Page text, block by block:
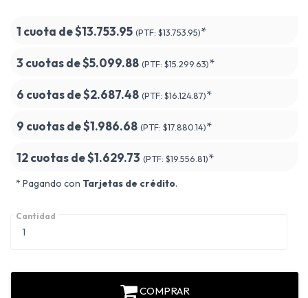
1 cuota de$13.753.95 (PTF: $13.753.95)*
3 cuotas de$5.099.88 (PTF: $15.299.63)*
6 cuotas de$2.687.48 (PTF: $16.124.87)*
9 cuotas de$1.986.68 (PTF: $17.880.14)*
12 cuotas de$1.629.73 (PTF: $19.556.81)*
* Pagando con Tarjetas de crédito.
Cantidad
COMPRAR